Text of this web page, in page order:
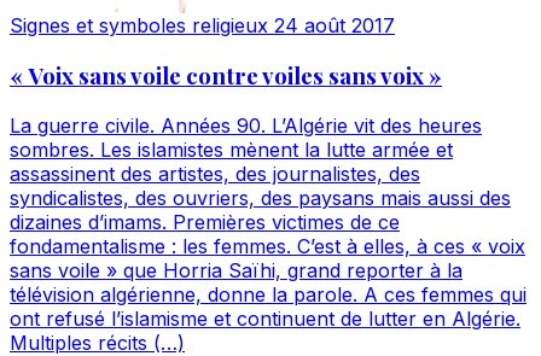
Signes et symboles religieux 24 août 2017
« Voix sans voile contre voiles sans voix »
La guerre civile. Années 90. L’Algérie vit des heures
sombres. Les islamistes mènent la lutte armée et
assassinent des artistes, des journalistes, des
syndicalistes, des ouvriers, des paysans mais aussi des
dizaines d’imams. Premières victimes de ce
fondamentalisme : les femmes. C’est à elles, à ces « voix
sans voile » que Horria Saïhi, grand reporter à la
télévision algérienne, donne la parole. A ces femmes qui
ont refusé l’islamisme et continuent de lutter en Algérie.
Multiples récits (…)